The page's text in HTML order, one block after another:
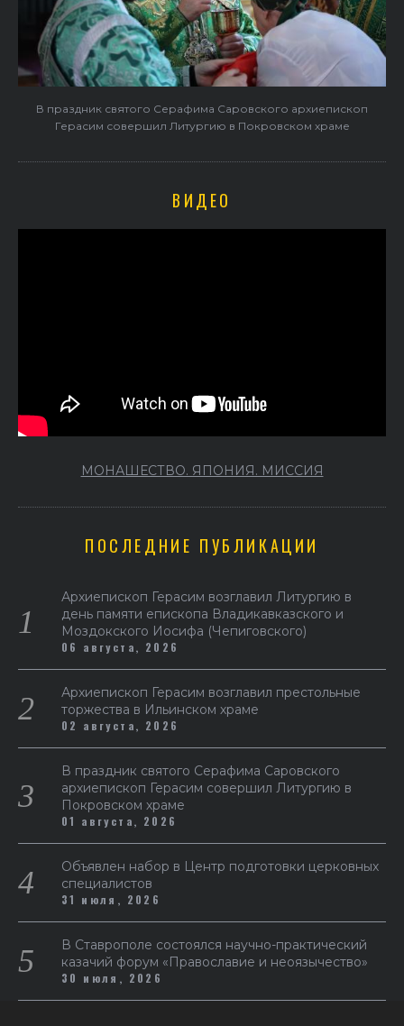
В праздник святого Серафима Саровского архиепископ
Герасим совершил Литургию в Покровском храме
ВИДЕО
МОНАШЕСТВО. ЯПОНИЯ. МИССИЯ
ПОСЛЕДНИЕ ПУБЛИКАЦИИ
Архиепископ Герасим возглавил Литургию в
день памяти епископа Владикавказского и
Моздокского Иосифа (Чепиговского)
06 августа, 2026
Архиепископ Герасим возглавил престольные
торжества в Ильинском храме
02 августа, 2026
В праздник святого Серафима Саровского
архиепископ Герасим совершил Литургию в
Покровском храме
01 августа, 2026
Объявлен набор в Центр подготовки церковных
специалистов
31 июля, 2026
В Ставрополе состоялся научно-практический
казачий форум «Православие и неоязычество»
30 июля, 2026